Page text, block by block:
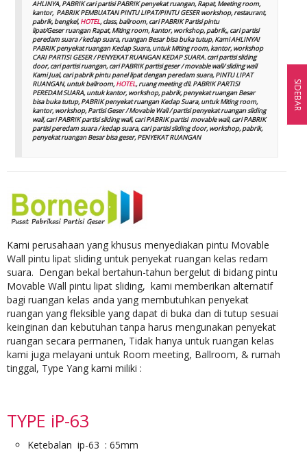
AHLINYA, PABRIK cari partisi PABRIK penyekat ruangan, Rapat, Meeting room,
kantor, PABRIK PEMBUATAN PINTU LIPAT/PINTU GESER workshop, restaurant,
pabrik, bengkel,HOTEL, class, ballroom, cari PABRIK Partisi pintu
lipat/Geser ruangan Rapat, Miting room, kantor, workshop, pabrik,, cari partisi
peredam suara / kedap suara, ruangan Besar bisa buka tutup, Kami AHLINYA!
PABRIK penyekat ruangan Kedap Suara, untuk Miting room, kantor, workshop
CARI PARTISI GESER / PENYEKAT RUANGAN KEDAP SUARA. cari partisi sliding
door, cari partisi ruangan, cari PABRIK partisi geser / movable wall/ sliding wall
Kami Jual, cari pabrik pintu panel lipat dengan peredam suara, PINTU LIPAT
RUANGAN, untuk ballroom,HOTEL, ruang meeting dll. PABRIK PARTISI
PEREDAM SUARA, untuk kantor, workshop, pabrik, penyekat ruangan Besar
bisa buka tutup, PABRIK penyekat ruangan Kedap Suara, untuk Miting room,
kantor, workshop, Partisi Geser / Movable Wall / partisi penyekat ruangan sliding
wall, cari PABRIK partisi sliding wall, cari PABRIK partisi movable wall, cari PABRIK
partisi peredam suara / kedap suara, cari partisi sliding door, workshop, pabrik,
penyekat ruangan Besar bisa geser, PENYEKAT RUANGAN
Kami perusahaan yang khusus menyediakan pintu Movable
Wall pintu lipat sliding untuk penyekat ruangan kelas redam
suara. Dengan bekal bertahun-tahun bergelut di bidang pintu
Movable Wall pintu lipat sliding, kami memberikan alternatif
bagi ruangan kelas anda yang membutuhkan penyekat
ruangan yang fleksible yang dapat di buka dan di tutup sesuai
keinginan dan kebutuhan tanpa harus mengunakan penyekat
ruangan secara permanen, Tidak hanya untuk ruangan kelas
kami juga melayani untuk Room meeting, Ballroom, & rumah
tinggal, Type Yang kami miliki :
TYPE iP-63
Ketebalan ip-63 : 65mm
SIDEBAR